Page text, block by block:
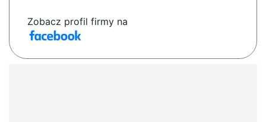
Zobacz profil firmy na